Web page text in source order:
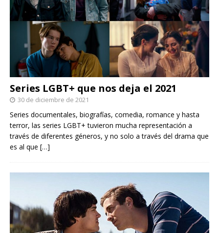
Series LGBT+ que nos deja el 2021
30 de diciembre de 2021
Series documentales, biografías, comedia, romance y hasta
terror, las series LGBT+ tuvieron mucha representación a
través de diferentes géneros, y no solo a través del drama que
es al que […]